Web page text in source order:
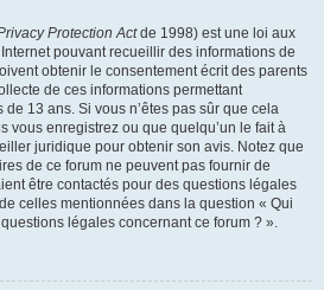
Protection Actde 1998) est une loi aux
pouvant recueillir des informations de
obtenir le consentement écrit des parents
de ces informations permettant
13 ans. Si vous n’êtes pas sûr que cela
vous enregistrez ou que quelqu’un le fait à
juridique pour obtenir son avis. Notez que
de ce forum ne peuvent pas fournir de
être contactés pour des questions légales
celles mentionnées dans la question « Qui
légales concernant ce forum ? ».